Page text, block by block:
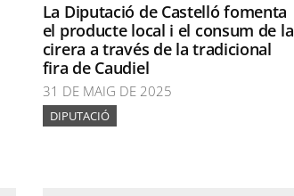
La Diputació de Castelló fomenta
el producte local i el consum de la
cirera a través de la tradicional
fira de Caudiel
31 DE MAIG DE 2025
DIPUTACIÓ